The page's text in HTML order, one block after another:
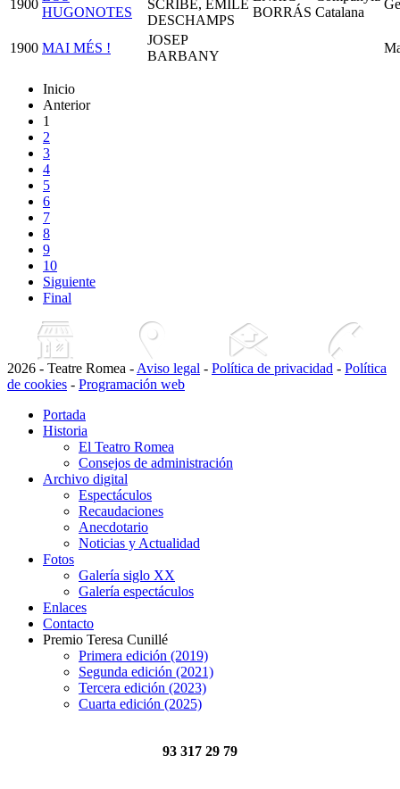
1900
HUGONOTES
SCRIBE, ÉMILE
DESCHAMPS
BORRÁS Catalana
1900 MAI MÉS !
JOSEP
BARBANY
Inicio
Anterior
1
2
3
4
5
6
7
8
9
10
Siguiente
Final
2026 - Teatre Romea - Aviso legal - Política de privacidad - Política
de cookies - Programación web
Portada
Historia
El Teatro Romea
Consejos de administración
Archivo digital
Espectáculos
Recaudaciones
Anecdotario
Noticias y Actualidad
Fotos
Galería siglo XX
Galería espectáculos
Enlaces
Contacto
Premio Teresa Cunillé
Primera edición (2019)
Segunda edición (2021)
Tercera edición (2023)
Cuarta edición (2025)
93 317 29 79